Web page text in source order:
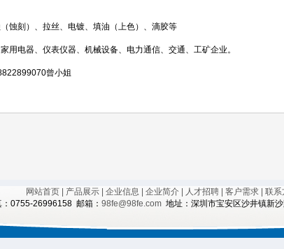
蚀刻）、拉丝、电镀、填油（上色）、滴胶等
用电器、仪表仪器、机械设备、电力通信、交通、工矿企业。
曾小姐
网站首页 | 产品展示 | 企业信息 | 企业简介 | 人才招聘 | 客户需求
| 联
0755-26996158 邮箱： 98fe@98fe.com地址：深圳市宝安区沙井镇新